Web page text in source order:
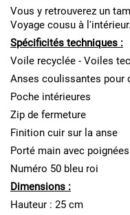
Vous y retrouverez un
Voyage cousu à l'intérieur.
Spécificités techniques :
Voile recyclée - Voiles
Anses coulissantes pour
Poche intérieures
Zip de fermeture
Finition cuir sur la anse
Porté main avec
Numéro 50 bleu roi
Dimensions :
Hauteur : 25 cm